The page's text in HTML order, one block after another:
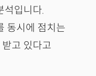
석입니다.
동시에 점치는
고 있다고